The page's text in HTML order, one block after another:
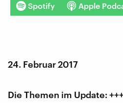
Spotify Apple
24. Februar 2017
Die Themen im Update: